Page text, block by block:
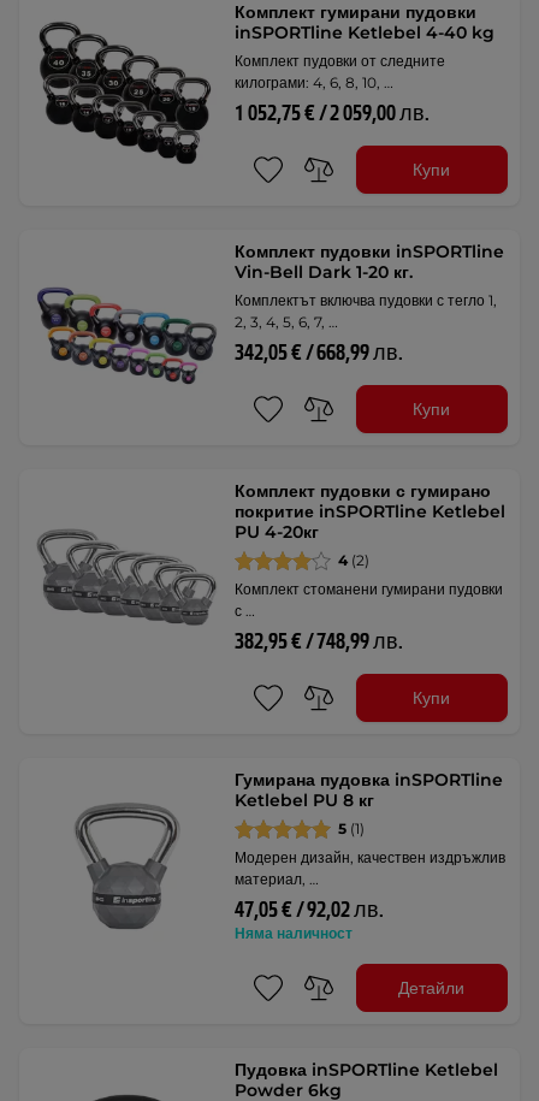
Комплект гумирани пудовки
inSPORTline Ketlebel 4-40 kg
Комплект пудовки от следните
килограми: 4, 6, 8, 10, …
1 052,75 € / 2 059,00 лв.
Купи
Комплект пудовки inSPORTline
Vin-Bell Dark 1-20 кг.
Комплектът включва пудовки с тегло 1,
2, 3, 4, 5, 6, 7, …
342,05 € / 668,99 лв.
Купи
Комплект пудовки с гумирано
покритие inSPORTline Ketlebel
PU 4-20кг
4 (2)
Комплект стоманени гумирани пудовки
с …
382,95 € / 748,99 лв.
Купи
Гумирана пудовка inSPORTline
Ketlebel PU 8 кг
5 (1)
Модерен дизайн, качествен издръжлив
материал, …
47,05 € / 92,02 лв.
Няма наличност
Детайли
Пудовка inSPORTline Ketlebel
Powder 6kg